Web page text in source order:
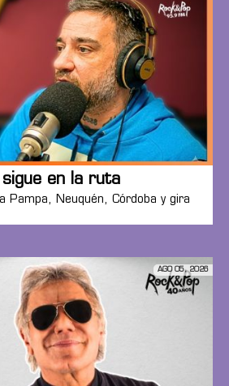
en la ruta
Pampa, Neuquén, Córdoba y gira
AGO 05, 2026